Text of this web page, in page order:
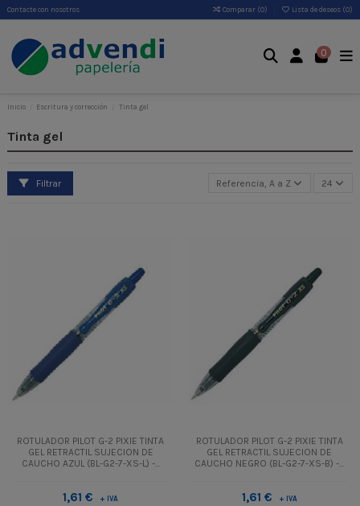
Contacte con nosotros Comparar (0) Lista de deseos (0)
0
Inicio Escritura y corrección Tinta gel
Tinta gel
Filtrar Referencia, A a Z 24
ROTULADOR PILOT G-2 PIXIE TINTA
GEL RETRACTIL SUJECION DE
CAUCHO AZUL (BL-G2-7-XS-L) -...
1,61 € + IVA
ROTULADOR PILOT G-2 PIXIE TINTA
GEL RETRACTIL SUJECION DE
CAUCHO NEGRO (BL-G2-7-XS-B) -...
1,61 € + IVA